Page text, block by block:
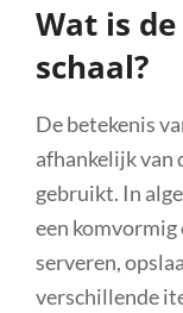
Wat is
schaal?
De betekenis
afhankelijk van
gebruikt. In
een
serveren,
verschillende